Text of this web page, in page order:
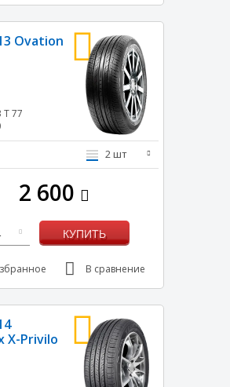
Ovation
T77
2 шт
2 600
КУПИТЬ
В сравнение
X-Privilo